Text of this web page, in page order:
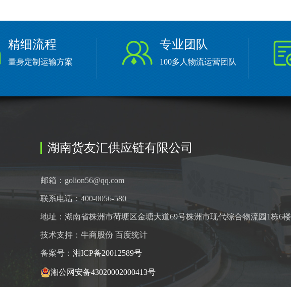
精细流程
量身定制运输方案
专业团队
100多人物流运营团队
湖南货友汇供应链有限公司
邮箱：golion56@qq.com
联系电话：400-0056-580
地址：湖南省株洲市荷塘区金塘大道69号株洲市现代综合物流园1栋6楼
技术支持：牛商股份 百度统计
备案号： 湘ICP备20012589号
湘公网安备43020002000413号